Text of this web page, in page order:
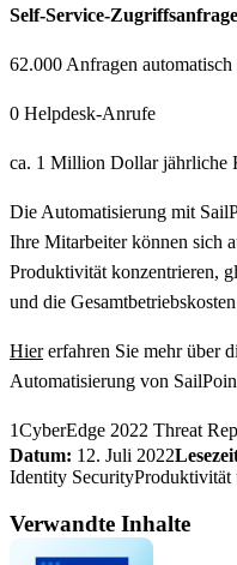
Self-Service-
62.000 Anfragen
0 Helpdesk-Anrufe
ca. 1 Million Dollar jährliche
Die Automatisierung mit
Ihre Mitarbeiter können sich
Produktivität konzentrieren,
und die
Hiererfahren Sie mehr über
Automatisierung von
1CyberEdge 2022 Threat
Datum: 12. Juli 2022
Identity SecurityProduktivität
Verwandte Inhalte